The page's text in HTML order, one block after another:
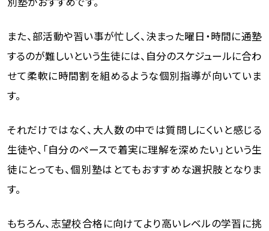
また、部活動や習い事が忙しく、決まった曜日・時間に通塾
するのが難しいという生徒には、自分のスケジュールに合わ
せて柔軟に時間割を組めるような個別指導が向いていま
す。
それだけではなく、大人数の中では質問しにくいと感じる
生徒や、「自分のペースで着実に理解を深めたい」という生
徒にとっても、個別塾はとてもおすすめな選択肢となりま
す。
もちろん、志望校合格に向けてより高いレベルの学習に挑